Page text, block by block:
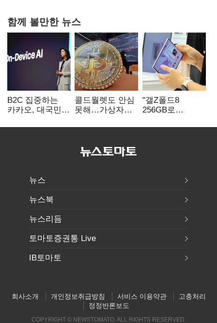
함께 볼만한 뉴스
B2C 집중하는
카카오, 대국민
AI' 사활
콜드월렛도 안심
못해…가상자산
'보안 시험대'
"갤Z폴드8
256GB로
추가"
뉴스
뉴스북
뉴스리듬
토마토증권통 Live
IB토마토
회사소개 개인정보취급방침 서비스 이용약관
고충처리
정정반론보도
COPYRIGHT © NEWSTOMATO. ALL RIGHTS RESERVED.